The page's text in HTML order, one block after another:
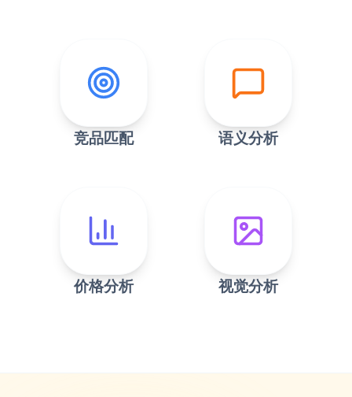
竞品匹配 语义分析
价格分析 视觉分析